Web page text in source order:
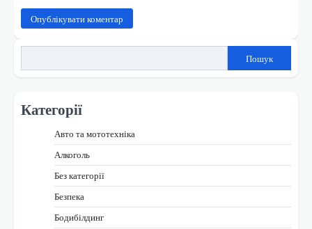
Пошук
Категорії
Авто та мототехніка
Алкоголь
Без категорії
Безпека
Бодибілдинг